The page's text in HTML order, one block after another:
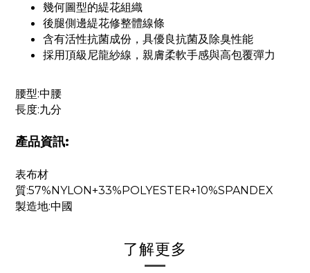
幾何圖型的緹花組織
後腿側邊緹花修整體線條
含有活性抗菌成份，具優良抗菌及除臭性能
採用頂級尼龍紗線，親膚柔軟手感與高包覆彈力
腰型:中腰
長度:九分
產品資訊:
表布材
質:57%NYLON+33%POLYESTER+10%SPANDEX
製造地:中國
了解更多